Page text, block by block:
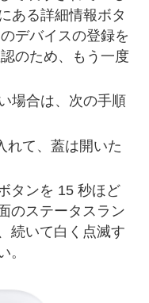
ある詳細情報ボタ
デバイスの登録を
のため、もう一度
場合は、次の手順
れて、蓋は開いた
タンを 15 秒ほど
のステータスラン
続いて白く点滅す
。